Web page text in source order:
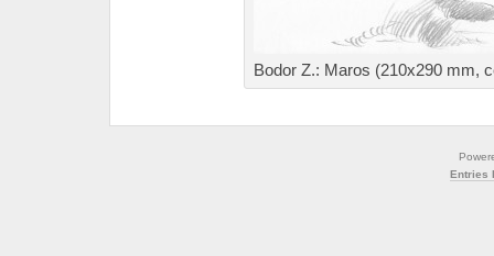
Bodor Z.: Maros (210x290 mm,
Entries